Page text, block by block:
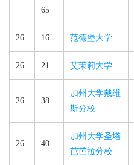
65
26 16 范德堡大学
26 21 艾茉莉大学
26 38
加州大学戴维
斯分校
26 40
加州大学圣塔
芭芭拉分校